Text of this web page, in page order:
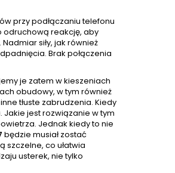
przy podłączaniu telefonu
odruchową reakcję, aby
siły, jak również
Brak połączenia
je zatem w kieszeniach
obudowy, w tym również
tłuste zabrudzenia. Kiedy
jest rozwiązanie w tym
Jednak kiedy to nie
będzie musiał zostać
szczelne, co ułatwia
usterek, nie tylko